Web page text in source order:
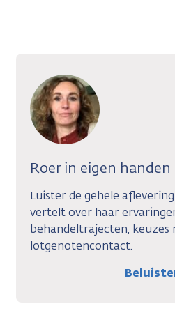
Roer in eigen
Luister de gehele
vertelt over haar
behandeltrajecten, keuzes
lotgenotencontact.